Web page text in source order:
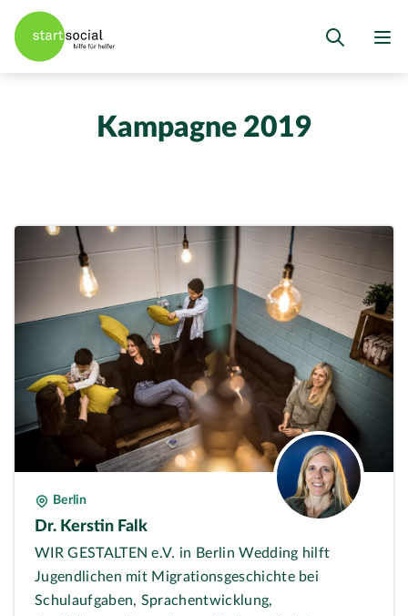
Kampagne 2019
Berlin
Dr. Kerstin Falk
WIR GESTALTEN e.V. in Berlin Wedding hilft
Jugendlichen mit Migrationsgeschichte bei
Schulaufgaben, Sprachentwicklung,